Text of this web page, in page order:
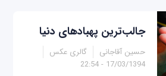
جالب‌ترین پهبادهای دنیا
حسین آقاجانی
گالری عکس
17/03/1394 - 22:54